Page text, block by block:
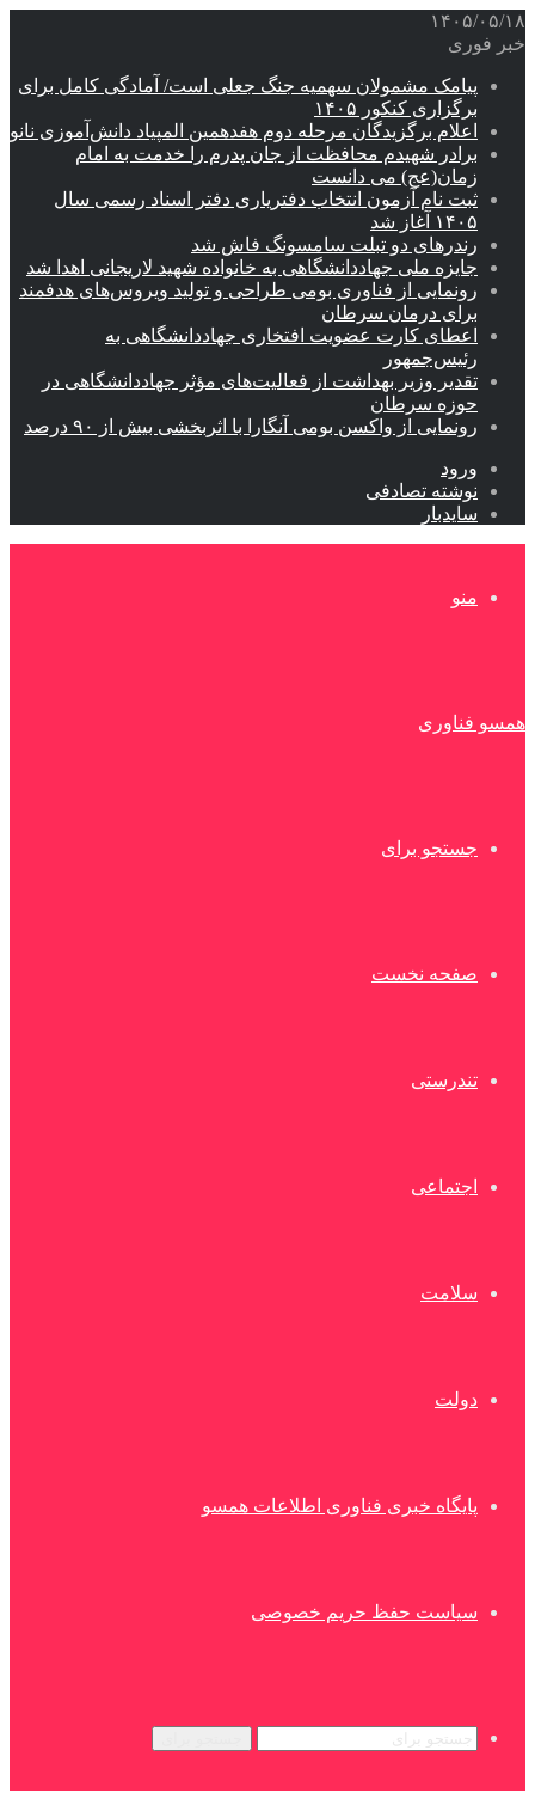
۱۴۰۵/۰۵/۱۸
خبر فوری
پیامک مشمولان سهمیه جنگ جعلی است/ آمادگی کامل برای
برگزاری کنکور ۱۴۰۵
اعلام برگزیدگان مرحله دوم هفدهمین المپیاد دانش‌آموزی نانو
برادر شهیدم محافظت از جان پدرم را خدمت به امام
زمان(عج) می دانست
ثبت نام آزمون انتخاب دفتریاری دفتر اسناد رسمی سال
۱۴۰۵ آغاز شد
رندرهای دو تبلت سامسونگ فاش شد
جایزه ملی جهاددانشگاهی به خانواده شهید لاریجانی اهدا شد
رونمایی از فناوری بومی طراحی و تولید ویروس‌های هدفمند
برای درمان سرطان
اعطای کارت عضویت افتخاری جهاددانشگاهی به
رئیس‌جمهور
تقدیر وزیر بهداشت از فعالیت‌های مؤثر جهاددانشگاهی در
حوزه سرطان
رونمایی از واکسن بومی آنگارا با اثربخشی بیش از ۹۰ درصد
ورود
نوشته تصادفی
سایدبار
منو
همسو فناوری
جستجو برای
صفحه نخست
تندرستی
اجتماعی
سلامت
دولت
پایگاه خبری فناوری اطلاعات همسو
سیاست حفظ حریم خصوصی